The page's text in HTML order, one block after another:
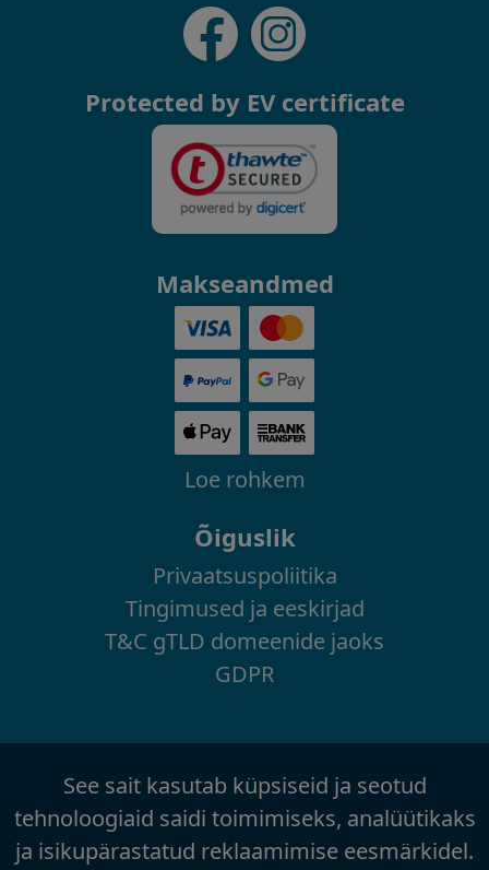
Protected by EV certificate
Makseandmed
Loe rohkem
Õiguslik
Privaatsuspoliitika
Tingimused ja eeskirjad
T&C gTLD domeenide jaoks
GDPR
See sait kasutab küpsiseid ja seotud
tehnoloogiaid saidi toimimiseks, analüütikaks
ja isikupärastatud reklaamimise eesmärkidel.